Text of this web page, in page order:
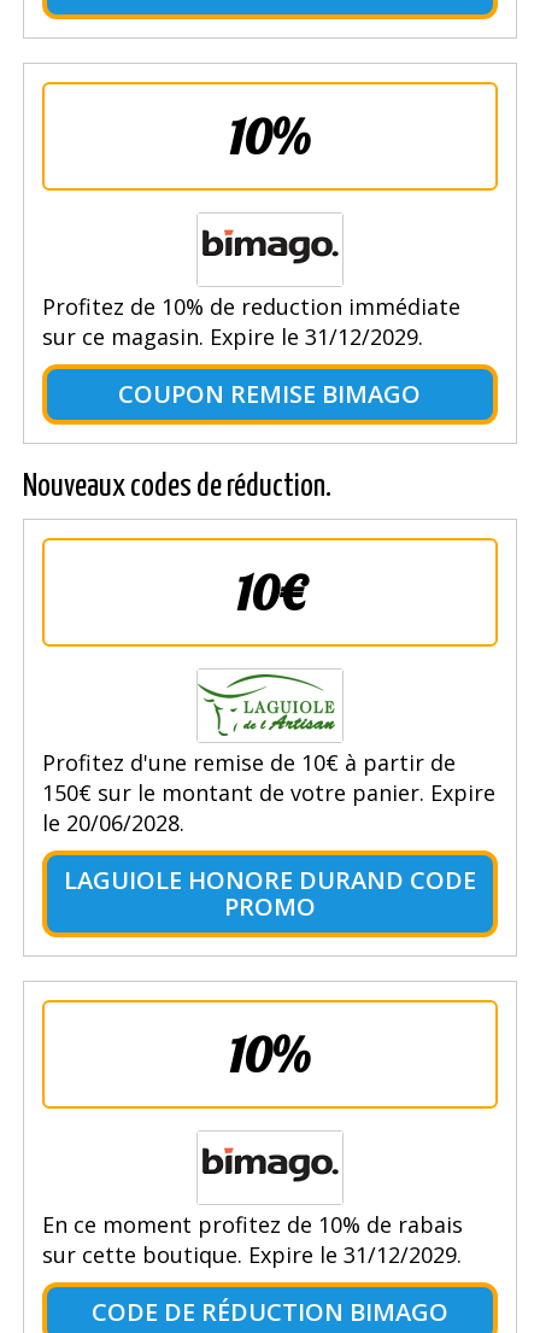
10%
Profitez de 10% de reduction immédiate
sur ce magasin. Expire le 31/12/2029.
COUPON REMISE BIMAGO
Nouveaux codes de réduction.
10€
Profitez d'une remise de 10€ à partir de
150€ sur le montant de votre panier. Expire
le 20/06/2028.
LAGUIOLE HONORE DURAND CODE
PROMO
10%
En ce moment profitez de 10% de rabais
sur cette boutique. Expire le 31/12/2029.
CODE DE RÉDUCTION BIMAGO